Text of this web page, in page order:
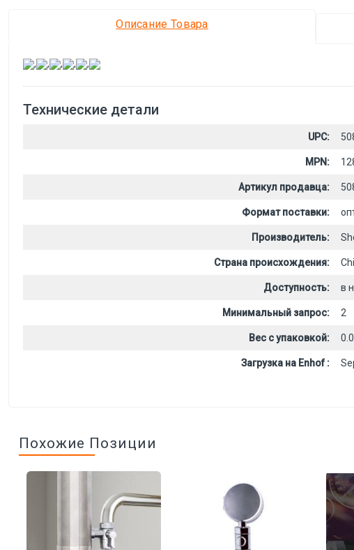
Описание Товара
, , , , ,
Технические детали
UPC:
MPN:
Артикул продавца:
Формат поставки:
Производитель:
Страна происхождения:
Доступность: в
Минимальный запрос: 2
Вес с упаковкой:
Загрузка на Enhof :
Похожие Позиции